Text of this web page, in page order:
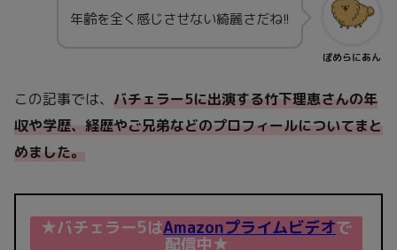
ぽめらにあん
年齢を全く感じさせない綺麗さだね!!
この記事では、 バチェラー5に出演する竹下理恵さんの年
収や学歴、経歴やご兄弟などのプロフィールについてまと
めました。
★バチェラー5はAmazonプライムビデオで
配信中★